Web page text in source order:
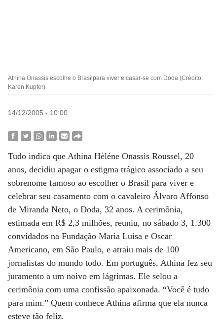
Athina Onassis escolhe o Brasilpara viver e casar-se com Doda (Crédito:
Karen Kupfer)
14/12/2005 - 10:00
Tudo indica que Athina Hèléne Onassis Roussel, 20
anos, decidiu apagar o estigma trágico associado a seu
sobrenome famoso ao escolher o Brasil para viver e
celebrar seu casamento com o cavaleiro Álvaro Affonso
de Miranda Neto, o Doda, 32 anos. A cerimônia,
estimada em R$ 2,3 milhões, reuniu, no sábado 3, 1.300
convidados na Fundação Maria Luisa e Oscar
Americano, em São Paulo, e atraiu mais de 100
jornalistas do mundo todo. Em português, Athina fez seu
juramento a um noivo em lágrimas. Ele selou a
cerimônia com uma confissão apaixonada. “Você é tudo
para mim.” Quem conhece Athina afirma que ela nunca
esteve tão feliz.